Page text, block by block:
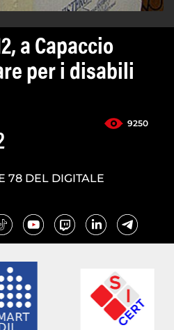
a Capaccio
per i disabili
9250
78 DEL DIGITALE